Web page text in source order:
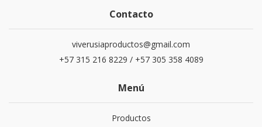
Contacto
viverusiaproductos@gmail.com
+57 315 216 8229 / +57 305 358 4089
Menú
Productos